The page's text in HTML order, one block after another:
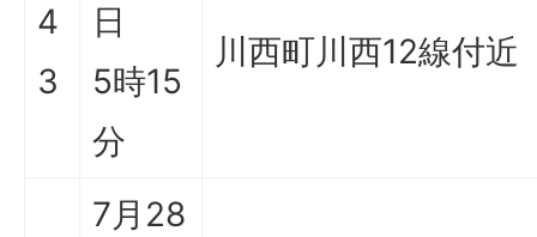
4
3
日
5時15
分
川西町川西12線付近
7月28